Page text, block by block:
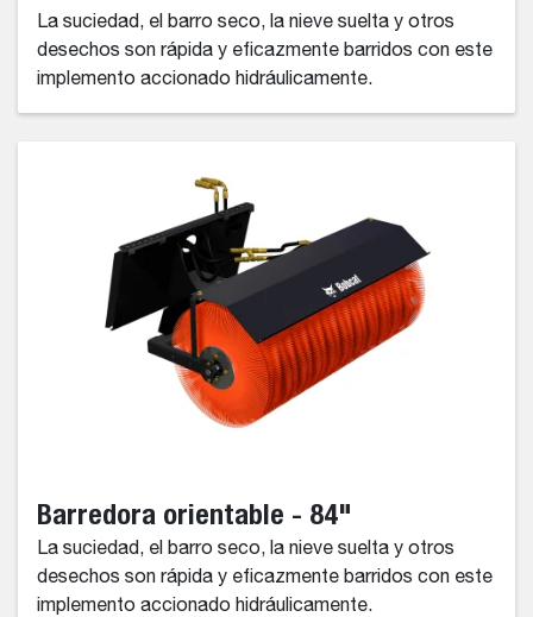
La suciedad, el barro seco, la nieve suelta y otros
desechos son rápida y eficazmente barridos con este
implemento accionado hidráulicamente.
Barredora orientable - 84"
La suciedad, el barro seco, la nieve suelta y otros
desechos son rápida y eficazmente barridos con este
implemento accionado hidráulicamente.